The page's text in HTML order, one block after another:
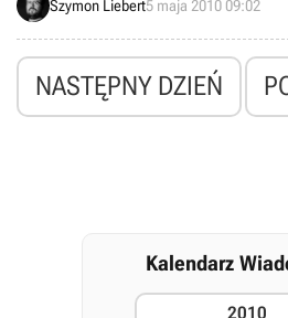
Humble Indie Bundle znajdują się
całości zależy od hojności gracza.
Szymon Liebert5 maja 2010 09:02
NASTĘPNY DZIEŃ
Kalendarz
2010